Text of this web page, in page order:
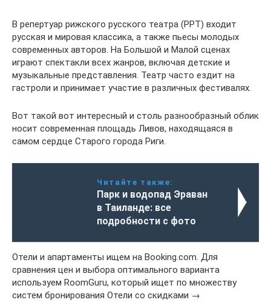
В репертуар рижского русского театра (РРТ) входит
русская и мировая классика, а также пьесы молодых
современных авторов. На Большой и Малой сценах
играют спектакли всех жанров, включая детские и
музыкальные представления. Театр часто ездит на
гастроли и принимает участие в различных фестивалях.
Вот такой вот интересный и столь разнообразный облик
носит современная площадь Ливов, находящаяся в
самом сердце Старого города Риги.
Читайте также:
Парк и водопад Эраван
в Таиланде: все
подробности с фото
Отели и апартаменты ищем на Booking.com. Для
сравнения цен и выбора оптимального варианта
используем RoomGuru, который ищет по множеству
систем бронирования Отели со скидками →